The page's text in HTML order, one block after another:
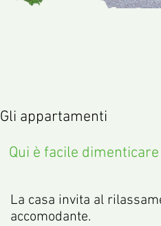
Gli appartamenti
Qui è facile
La casa invita al
accomodante.